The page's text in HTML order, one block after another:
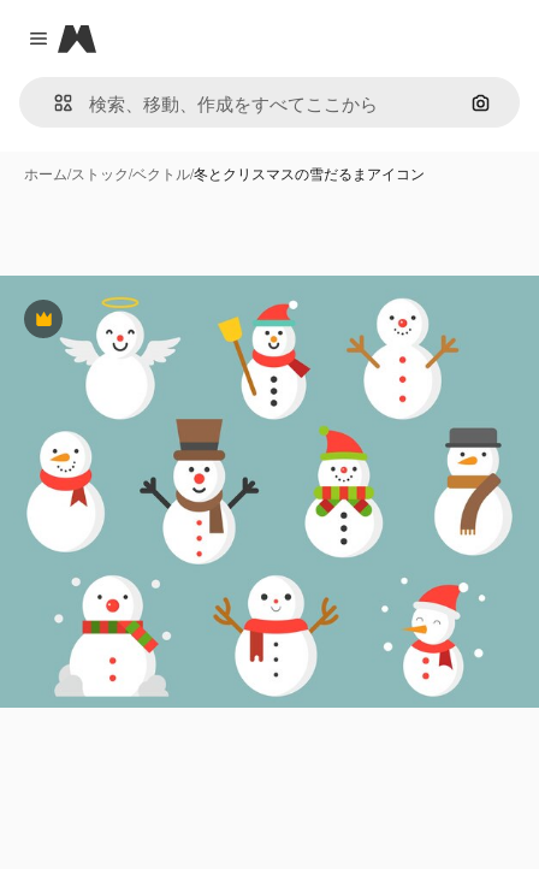
Close menu
Magnific
画像で
ホーム/ストック/ベクトル/冬とクリスマスの雪だるまアイコン
Premium